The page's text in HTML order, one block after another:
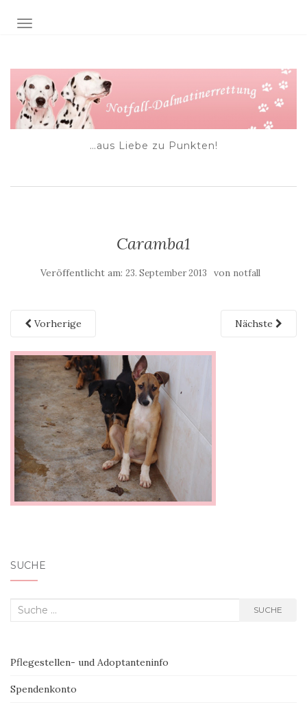
NAVIGATION EIN-/AUSSCHALTEN
…aus Liebe zu Punkten!
Caramba1
Veröffentlicht am: 23. September 2013 von notfall
Vorherige Nächste
SUCHE
Suche nach: SUCHE
Pflegestellen- und Adoptanteninfo
Spendenkonto